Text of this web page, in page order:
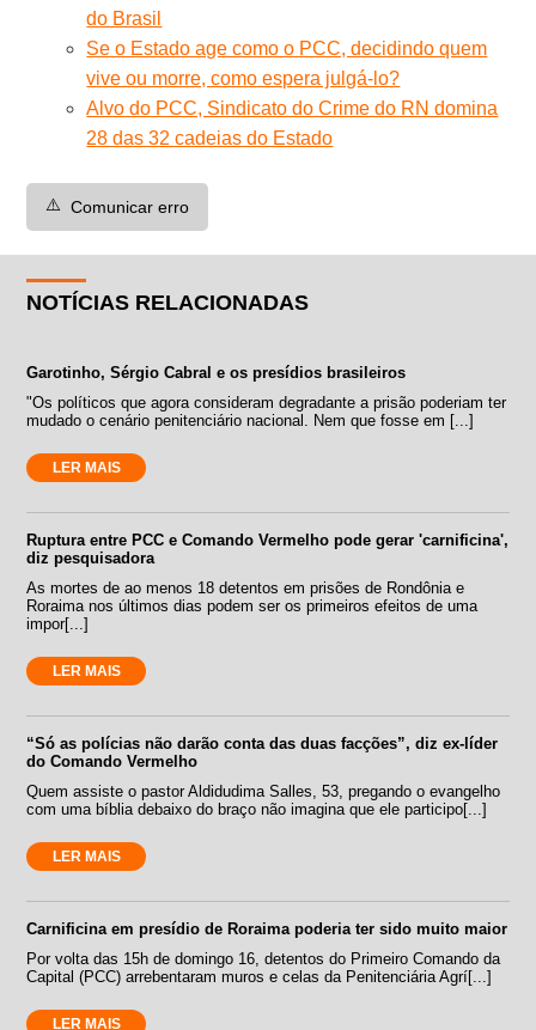
do Brasil
Se o Estado age como o PCC, decidindo quem
vive ou morre, como espera julgá-lo?
Alvo do PCC, Sindicato do Crime do RN domina
28 das 32 cadeias do Estado
⚠️ Comunicar erro
NOTÍCIAS RELACIONADAS
Garotinho, Sérgio Cabral e os presídios brasileiros
"Os políticos que agora consideram degradante a prisão poderiam ter
mudado o cenário penitenciário nacional. Nem que fosse em [...]
LER MAIS
Ruptura entre PCC e Comando Vermelho pode gerar 'carnificina',
diz pesquisadora
As mortes de ao menos 18 detentos em prisões de Rondônia e
Roraima nos últimos dias podem ser os primeiros efeitos de uma
impor[...]
LER MAIS
“Só as polícias não darão conta das duas facções”, diz ex-líder
do Comando Vermelho
Quem assiste o pastor Aldidudima Salles, 53, pregando o evangelho
com uma bíblia debaixo do braço não imagina que ele participo[...]
LER MAIS
Carnificina em presídio de Roraima poderia ter sido muito maior
Por volta das 15h de domingo 16, detentos do Primeiro Comando da
Capital (PCC) arrebentaram muros e celas da Penitenciária Agrí[...]
LER MAIS